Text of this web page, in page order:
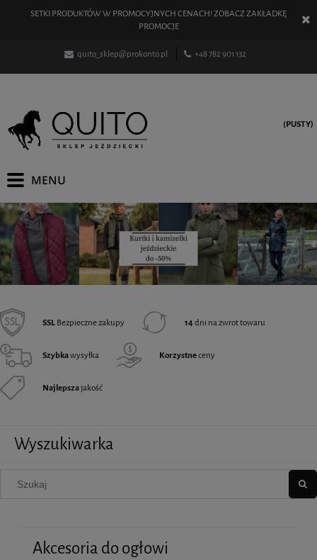
SETKI PRODUKTÓW W PROMOCYJNYCH CENACH! ZOBACZ ZAKŁADKĘ
PROMOCJE
quito_sklep@prokonto.pl +48 782 901 132
(PUSTY)
SSLBezpieczne zakupy 14dni na zwrot towaru
Szybkawysyłka Korzystneceny
Najlepszajakość
Wyszukiwarka
Akcesoria do ogłowi